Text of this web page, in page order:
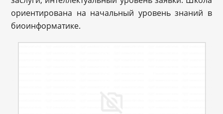
ориентирована на начальный уровень знаний в
биоинформатике.